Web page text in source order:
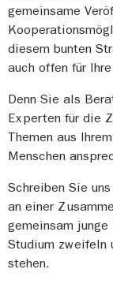
gemeinsame
diesem bunten
auch offen für
Denn Sie als
Experten für die
Themen aus
Menschen
Schreiben Sie
an einer
gemeinsam
Studium zweifeln
stehen.